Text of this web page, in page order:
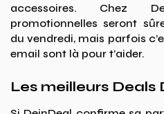
accessoires. Chez
promotionnelles seront
du vendredi, mais parfois
email sont là pour t’aider.
Les meilleurs Deals